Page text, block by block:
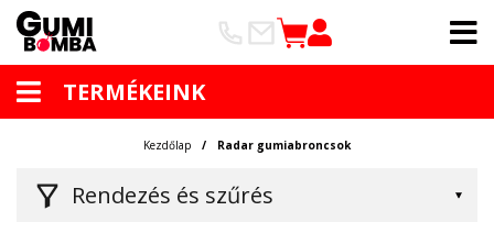
TERMÉKEINK
Rendezés és szűrés
Kezdőlap Radar gumiabroncsok